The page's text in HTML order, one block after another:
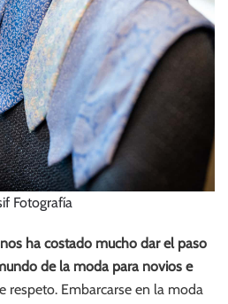
Fotografía
nos ha costado mucho dar el paso
de la moda para novios e
respeto. Embarcarse en la moda